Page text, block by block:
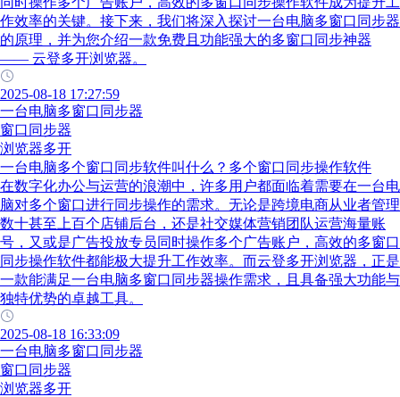
作效率的关键。接下来，我们将深入探讨一台电脑多窗口同步器
的原理，并为您介绍一款免费且功能强大的多窗口同步神器
—— 云登多开浏览器。
2025-08-18 17:27:59
一台电脑多窗口同步器
窗口同步器
浏览器多开
一台电脑多个窗口同步软件叫什么？多个窗口同步操作软件
在数字化办公与运营的浪潮中，许多用户都面临着需要在一台电
脑对多个窗口进行同步操作的需求。无论是跨境电商从业者管理
数十甚至上百个店铺后台，还是社交媒体营销团队运营海量账
号，又或是广告投放专员同时操作多个广告账户，高效的多窗口
同步操作软件都能极大提升工作效率。而云登多开浏览器，正是
一款能满足一台电脑多窗口同步器操作需求，且具备强大功能与
独特优势的卓越工具。
2025-08-18 16:33:09
一台电脑多窗口同步器
窗口同步器
浏览器多开